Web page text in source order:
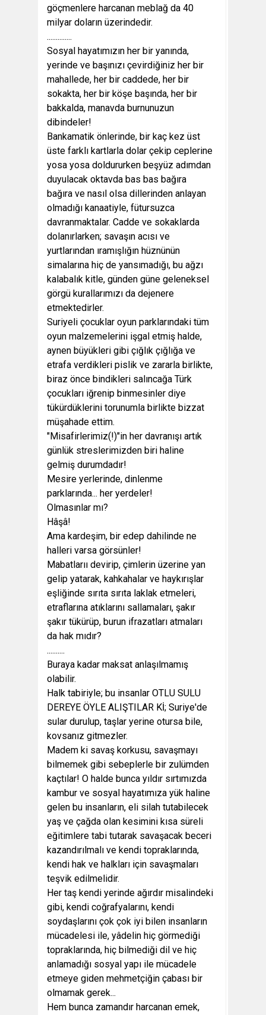
göçmenlere harcanan meblağ da 40
milyar doların üzerindedir.
..............
Sosyal hayatımızın her bir yanında,
yerinde ve başınızı çevirdiğiniz her bir
mahallede, her bir caddede, her bir
sokakta, her bir köşe başında, her bir
bakkalda, manavda burnunuzun
dibindeler!
Bankamatik önlerinde, bir kaç kez üst
üste farklı kartlarla dolar çekip ceplerine
yosa yosa doldururken beşyüz adımdan
duyulacak oktavda bas bas bağıra
bağıra ve nasıl olsa dillerinden anlayan
olmadığı kanaatiyle, fütursuzca
davranmaktalar. Cadde ve sokaklarda
dolanırlarken; savaşın acısı ve
yurtlarından ıramışlığın hüznünün
simalarına hiç de yansımadığı, bu ağzı
kalabalık kitle, günden güne geleneksel
görgü kurallarımızı da dejenere
etmektedirler.
Suriyeli çocuklar oyun parklarındaki tüm
oyun malzemelerini işgal etmiş halde,
aynen büyükleri gibi çığlık çığlığa ve
etrafa verdikleri pislik ve zararla birlikte,
biraz önce bindikleri salıncağa Türk
çocukları iğrenip binmesinler diye
tükürdüklerini torunumla birlikte bizzat
müşahade ettim.
"Misafirlerimiz(!)"in her davranışı artık
günlük streslerimizden biri haline
gelmiş durumdadır!
Mesire yerlerinde, dinlenme
parklarında... her yerdeler!
Olmasınlar mı?
Hâşâ!
Ama kardeşim, bir edep dahilinde ne
halleri varsa görsünler!
Mabatlarıı devirip, çimlerin üzerine yan
gelip yatarak, kahkahalar ve haykırışlar
eşliğinde sırıta sırıta laklak etmeleri,
etraflarına atıklarını sallamaları, şakır
şakır tükürüp, burun ifrazatları atmaları
da hak mıdır?
..........
Buraya kadar maksat anlaşılmamış
olabilir.
Halk tabiriyle; bu insanlar OTLU SULU
DEREYE ÖYLE ALIŞTILAR Kİ; Suriye'de
sular durulup, taşlar yerine otursa bile,
kovsanız gitmezler.
Madem ki savaş korkusu, savaşmayı
bilmemek gibi sebeplerle bir zulümden
kaçtılar! O halde bunca yıldır sırtımızda
kambur ve sosyal hayatımıza yük haline
gelen bu insanların, eli silah tutabilecek
yaş ve çağda olan kesimini kısa süreli
eğitimlere tabi tutarak savaşacak beceri
kazandırılmalı ve kendi topraklarında,
kendi hak ve halkları için savaşmaları
teşvik edilmelidir.
Her taş kendi yerinde ağırdır misalindeki
gibi, kendi coğrafyalarını, kendi
soydaşlarını çok çok iyi bilen insanların
mücadelesi ile, yâdelin hiç görmediği
topraklarında, hiç bilmediği dil ve hiç
anlamadığı sosyal yapı ile mücadele
etmeye giden mehmetçiğin çabası bir
olmamak gerek...
Hem bunca zamandır harcanan emek,